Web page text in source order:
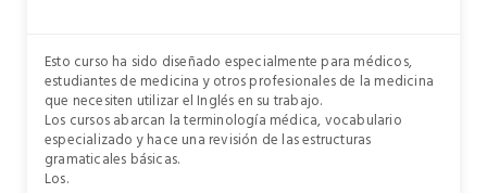
Esto curso ha sido diseñado especialmente para médicos,
estudiantes de medicina y otros profesionales de la medicina
que necesiten utilizar el Inglés en su trabajo.
Los cursos abarcan la terminología médica, vocabulario
especializado y hace una revisión de las estructuras
gramaticales básicas.
Los.